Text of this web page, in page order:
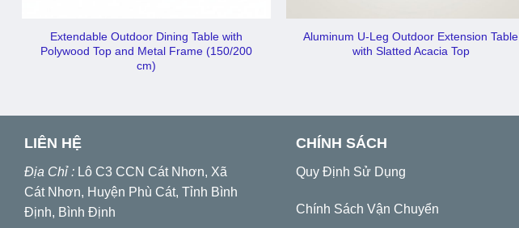
Extendable Outdoor Dining Table with
Polywood Top and Metal Frame (150/200
cm)
Aluminum U-Leg Outdoor Extension Table
with Slatted Acacia Top
LIÊN HỆ
Địa Chỉ : Lô C3 CCN Cát Nhơn, Xã
Cát Nhơn, Huyện Phù Cát, Tỉnh Bình
Định, Bình Định
CHÍNH SÁCH
Quy Định Sử Dụng
Chính Sách Vận Chuyển